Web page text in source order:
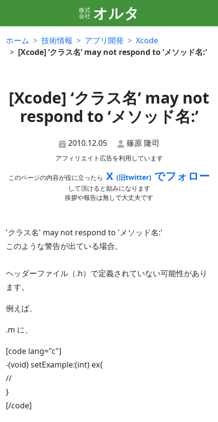
株式
会社 オルタ
ホーム 技術情報 アプリ開発
Xcode
[Xcode] ‘クラス名’ may not respond to ‘メソッド名:’
[Xcode] ‘クラス名’ may not
respond to ‘メソッド名:’
2010.12.05 篠原 隆司
アフィリエイト広告を利用しています
このページの内容が役に立ったら X (旧twitter) でフォロー
して頂けると励みになります
挨拶や報告は無しで大丈夫です
'クラス名' may not respond to 'メソッド名:'
このような警告が出ている場合。
ヘッダーファイル（.h）で定義されていない可能性があり
ます。
例えば、
.m に、
[code lang="c"]
-(void) setExample:(int) ex{
//
}
[/code]